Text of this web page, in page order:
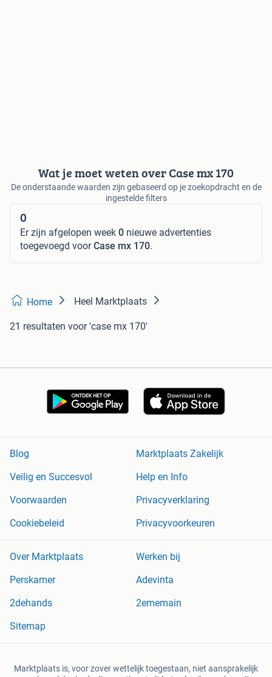
Wat je moet weten over Case mx 170
De onderstaande waarden zijn gebaseerd op je zoekopdracht en de
ingestelde filters
0
Er zijn afgelopen week 0 nieuwe advertenties
toegevoegd voorCase mx 170.
Home Heel Marktplaats
21 resultaten voor 'case mx 170'
Blog
Marktplaats Zakelijk
Veilig en Succesvol
Help en Info
Voorwaarden
Privacyverklaring
Cookiebeleid
Privacyvoorkeuren
Over Marktplaats
Werken bij
Perskamer
Adevinta
2dehands
2ememain
Sitemap
Marktplaats is, voor zover wettelijk toegestaan, niet aansprakelijk